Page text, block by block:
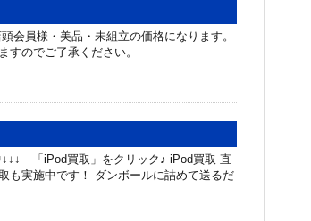
会員様・美品・未組立の価格になります。
すのでご了承ください。
「iPod買取」をクリック♪ iPod買取 直
も実施中です！ ダンボールに詰めて送るだ